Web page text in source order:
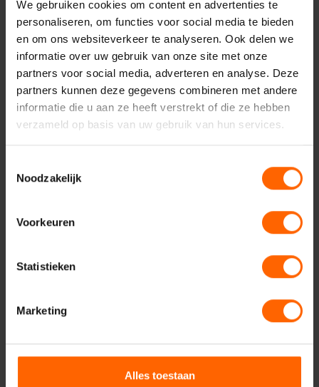
We gebruiken cookies om content en advertenties te
personaliseren, om functies voor social media te bieden
en om ons websiteverkeer te analyseren. Ook delen we
informatie over uw gebruik van onze site met onze
partners voor social media, adverteren en analyse. Deze
partners kunnen deze gegevens combineren met andere
informatie die u aan ze heeft verstrekt of die ze hebben
verzameld op basis van uw gebruik van hun services.
Noodzakelijk
Voorkeuren
Statistieken
Marketing
Alles toestaan
Uw naam*
Uw e-mailadres*
Uw telefoonnummer*
Uw vraag of opmerking